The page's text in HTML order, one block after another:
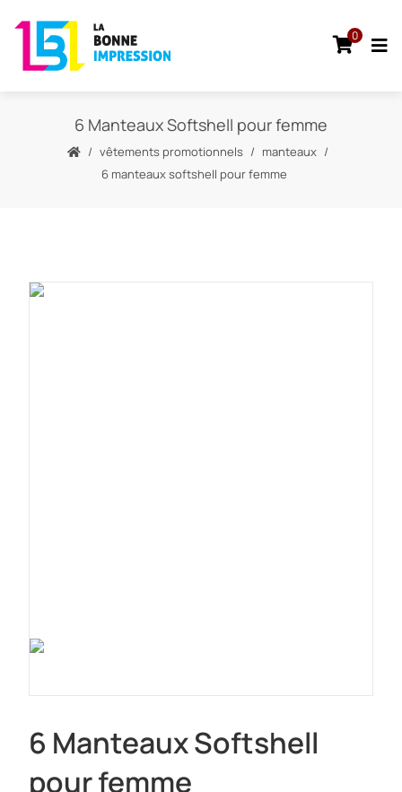
0
6 Manteaux Softshell pour femme
vêtements promotionnels
manteaux
6 manteaux softshell pour femme
6 Manteaux Softshell
pour femme